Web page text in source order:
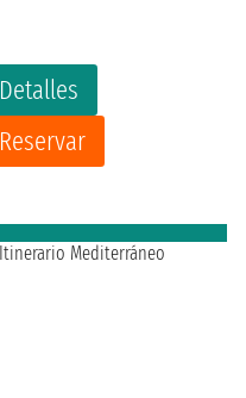
Detalles
Reservar